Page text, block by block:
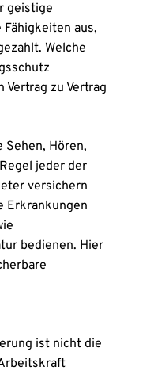
geistige
Fähigkeiten aus,
Welche
zu Vertrag
Sehen, Hören,
jeder der
versichern
Erkrankungen
bedienen. Hier
ist nicht die